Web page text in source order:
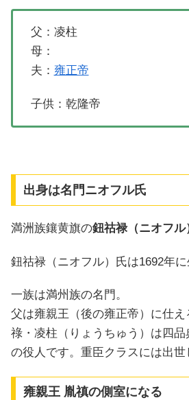
父：凌柱
母：
夫： 雍正帝
子供：乾隆帝
出身は名門ニオフル氏
満洲族鑲黄旗の鈕祜禄（ニオフル
鈕祜禄（ニオフル）氏は1692年に
一族は満州族の名門。
父は雍親王（後の雍正帝）に仕
祿・凌柱（りょうちゅう）は四
の役人です。重臣クラスには出世
雍親王 胤禛の側室になる